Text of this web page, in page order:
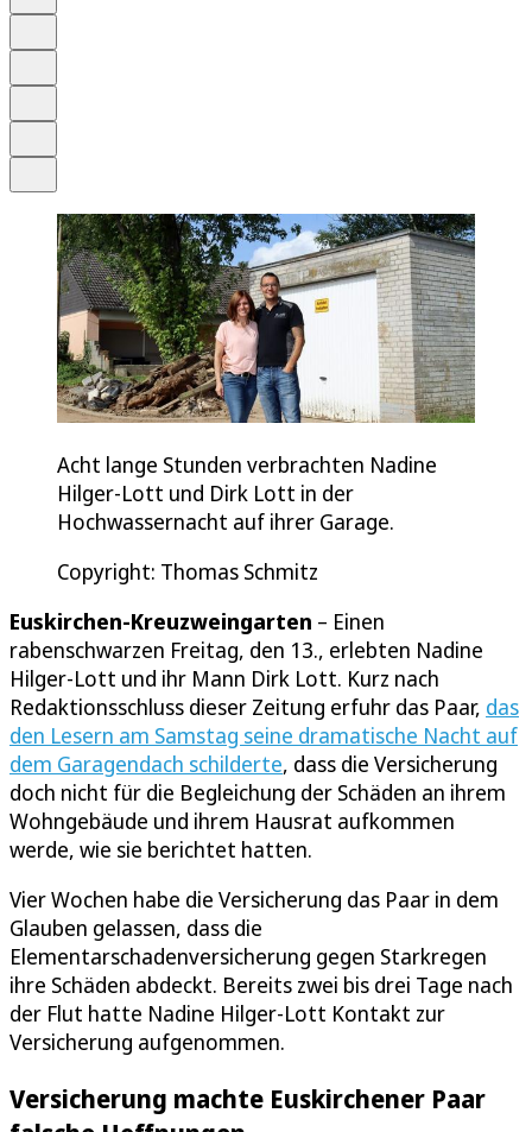
Acht lange Stunden verbrachten Nadine
Hilger-Lott und Dirk Lott in der
Hochwassernacht auf ihrer Garage.
Copyright: Thomas Schmitz
Euskirchen-Kreuzweingarten – Einen
rabenschwarzen Freitag, den 13., erlebten Nadine
Hilger-Lott und ihr Mann Dirk Lott. Kurz nach
Redaktionsschluss dieser Zeitung erfuhr das Paar, das
den Lesern am Samstag seine dramatische Nacht auf
dem Garagendach schilderte, dass die Versicherung
doch nicht für die Begleichung der Schäden an ihrem
Wohngebäude und ihrem Hausrat aufkommen
werde, wie sie berichtet hatten.
Vier Wochen habe die Versicherung das Paar in dem
Glauben gelassen, dass die
Elementarschadenversicherung gegen Starkregen
ihre Schäden abdeckt. Bereits zwei bis drei Tage nach
der Flut hatte Nadine Hilger-Lott Kontakt zur
Versicherung aufgenommen.
Versicherung machte Euskirchener Paar